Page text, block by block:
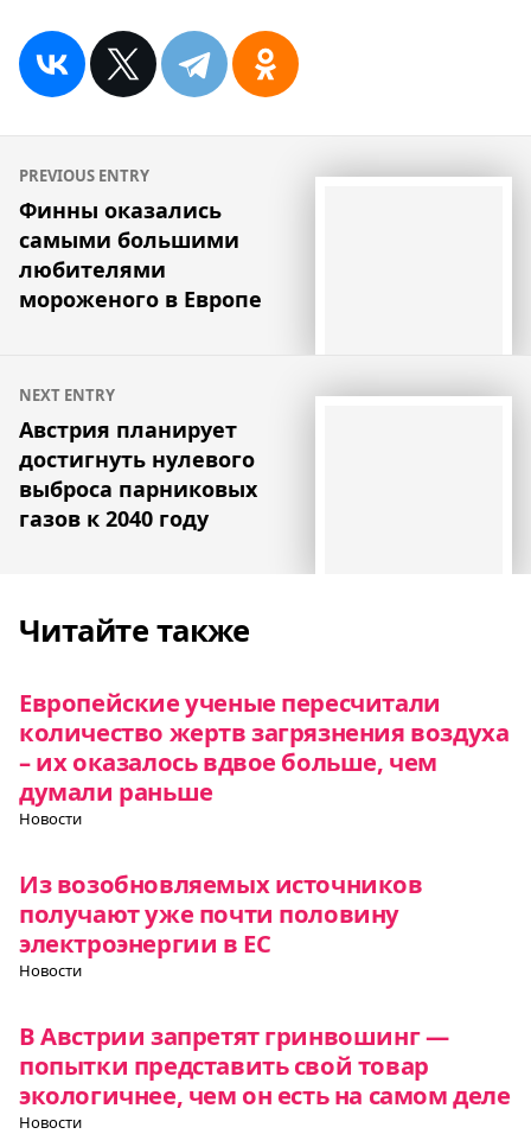
Навигация
по
записям
PREVIOUS ENTRY
Финны оказались
самыми большими
любителями
мороженого в Европе
NEXT ENTRY
Австрия планирует
достигнуть нулевого
выброса парниковых
газов к 2040 году
Читайте также
Европейские ученые пересчитали
количество жертв загрязнения воздуха
– их оказалось вдвое больше, чем
думали раньше
Новости
Из возобновляемых источников
получают уже почти половину
электроэнергии в ЕС
Новости
В Австрии запретят гринвошинг —
попытки представить свой товар
экологичнее, чем он есть на самом деле
Новости